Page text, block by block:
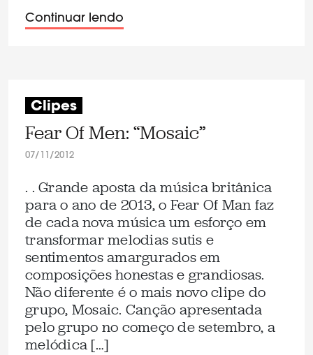
Continuar lendo
Clipes
Fear Of Men: “Mosaic”
07/11/2012
. . Grande aposta da música britânica
para o ano de 2013, o Fear Of Man faz
de cada nova música um esforço em
transformar melodias sutis e
sentimentos amargurados em
composições honestas e grandiosas.
Não diferente é o mais novo clipe do
grupo, Mosaic. Canção apresentada
pelo grupo no começo de setembro, a
melódica […]